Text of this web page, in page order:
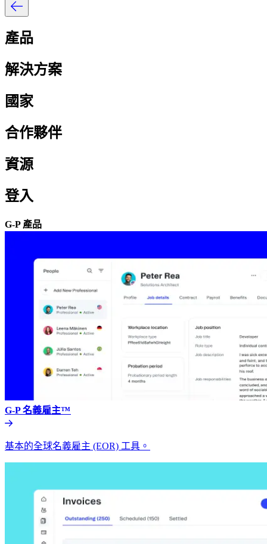
產品​​
解決方案​​
國家​​
合作夥伴​​
資源​​
登入​​
G-P 產品​​
G-P 名義雇主™​​
基本的全球名義雇主 (EOR) 工具。​​